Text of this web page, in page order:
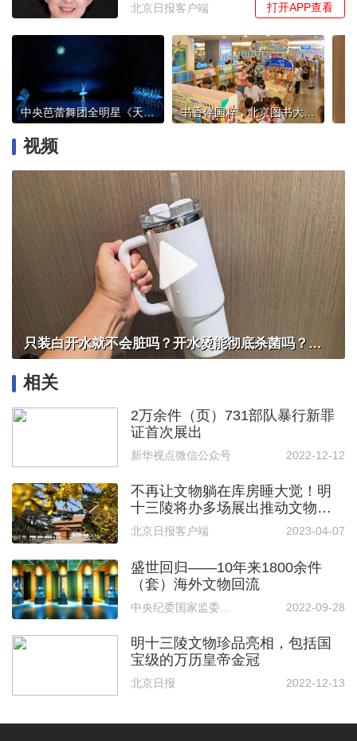
北京日报客户端 打开APP查看
中央芭蕾舞团全明星《天鹅湖》焕新，首席主演携手新生力量演绎经典 书香伴国粹，北京图书大厦“六一”打造沉浸式阅读与文化体验
视频
只装白开水就不会脏吗？开水烫能彻底杀菌吗？感控专家详解“吸管杯”藏菌真相｜都视频·热观察
相关
2万余件（页）731部队暴行新罪
证首次展出
新华视点微信公众号 2022-12-12
不再让文物躺在库房睡大觉！明
十三陵将办多场展出推动文物活
化利用
北京日报客户端 2023-04-07
盛世回归——10年来1800余件
（套）海外文物回流
2022-09-28
明十三陵文物珍品亮相，包括国
宝级的万历皇帝金冠
北京日报 2022-12-13